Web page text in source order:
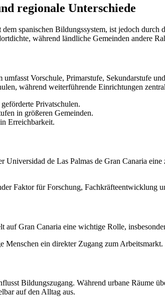
regionale Unterschiede
spanischen Bildungssystem, ist jedoch
während ländliche Gemeinden andere
Vorschule, Primarstufe, Sekundarstufe
während weiterführende Einrichtungen
Privatschulen.
in größeren Gemeinden.
Erreichbarkeit.
Universidad de Las Palmas de Gran Canaria
Faktor für Forschung, Fachkräfteentwicklung
auf Gran Canaria eine wichtige Rolle,
Menschen ein direkter Zugang zum Arbeitsmarkt.
Bildungszugang. Während urbane Räume
auf den Alltag aus.